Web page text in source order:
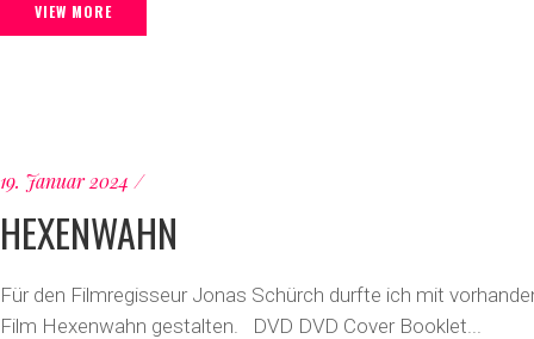
VIEW MORE
19. Januar 2024
HEXENWAHN
Für den Filmregisseur Jonas Schürch durfte ich mit
Film Hexenwahn gestalten. DVD DVD Cover Booklet...